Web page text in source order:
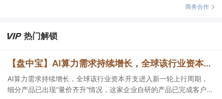
商务合作
热门解锁
【盘中宝】AI算力需求持续增长，全球该行业资本开支进入新一轮上行周期，细分产品已出现“量价齐升”情况，这家企业在手订单超百亿元
AI算力需求持续增长，全球该行业资本开支进入新一轮上行周期，
细分产品已出现“量价齐升”情况，这家企业自研的产品已完成客户端